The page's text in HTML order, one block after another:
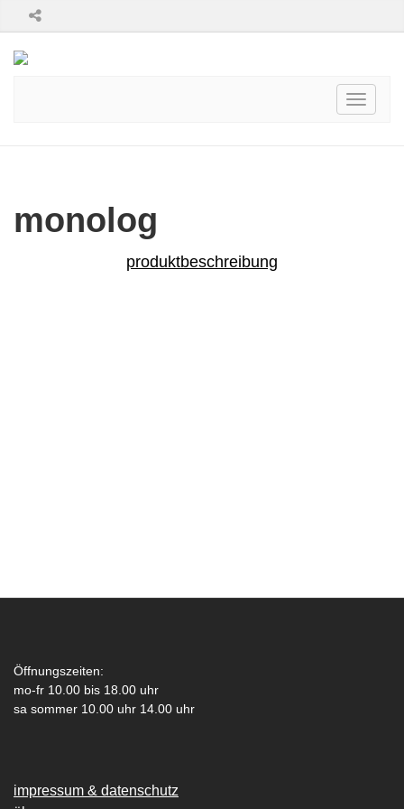
Toggle
monolog
produktbeschreibung
Öffnungszeiten:
mo-fr 10.00 bis 18.00 uhr
sa sommer 10.00 uhr 14.00 uhr
impressum & datenschutz